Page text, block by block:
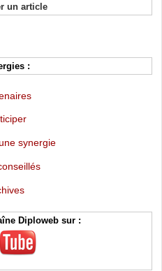
un article
:
synergie
Diploweb sur :